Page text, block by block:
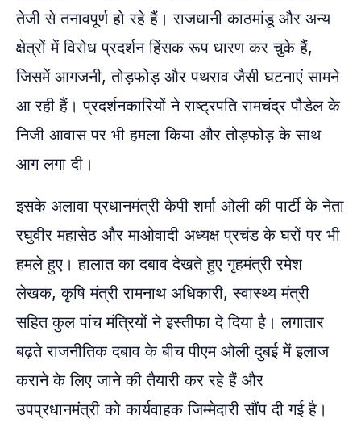
तेजी से तनावपूर्ण हो रहे हैं। राजधानी काठमांडू और अन्य
क्षेत्रों में विरोध प्रदर्शन हिंसक रूप धारण कर चुके हैं,
जिसमें आगजनी, तोड़फोड़ और पथराव जैसी घटनाएं सामने
आ रही हैं। प्रदर्शनकारियों ने राष्ट्रपति रामचंद्र पौडेल के
निजी आवास पर भी हमला किया और तोड़फोड़ के साथ
आग लगा दी।
इसके अलावा प्रधानमंत्री केपी शर्मा ओली की पार्टी के नेता
रघुवीर महासेठ और माओवादी अध्यक्ष प्रचंड के घरों पर भी
हमले हुए। हालात का दबाव देखते हुए गृहमंत्री रमेश
लेखक, कृषि मंत्री रामनाथ अधिकारी, स्वास्थ्य मंत्री
सहित कुल पांच मंत्रियों ने इस्तीफा दे दिया है। लगातार
बढ़ते राजनीतिक दबाव के बीच पीएम ओली दुबई में इलाज
कराने के लिए जाने की तैयारी कर रहे हैं और
उपप्रधानमंत्री को कार्यवाहक जिम्मेदारी सौंप दी गई है।